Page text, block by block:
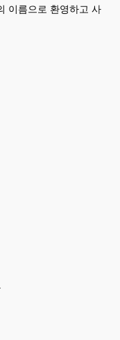
이름으로 환영하고 사